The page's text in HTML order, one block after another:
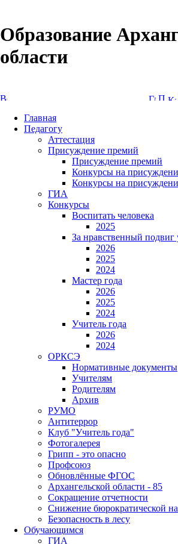
Образование
области
Главная
Педагогу
Аттестация
Присуждение премий
Присуждение премий
Конкурсы на
Конкурсы на
ГИА
Конкурсы
Воспитать человека
2025
За нравственный подвиг
2026
2025
2024
Мастер года
2026
2025
2024
Учитель года
2026
2024
ОРКСЭ
Нормативные документы
Учителям
Родителям
Архив
РУМО
Антитеррор
Клуб "Учитель года"
Фотогалерея
Грипп - это опасно
Профсоюз
Обновлённые ФГОС
Архангельской области - 85
Сокращение отчетности
Снижение бюрократической
Безопасность в лесу
Обучающимся
ГИА